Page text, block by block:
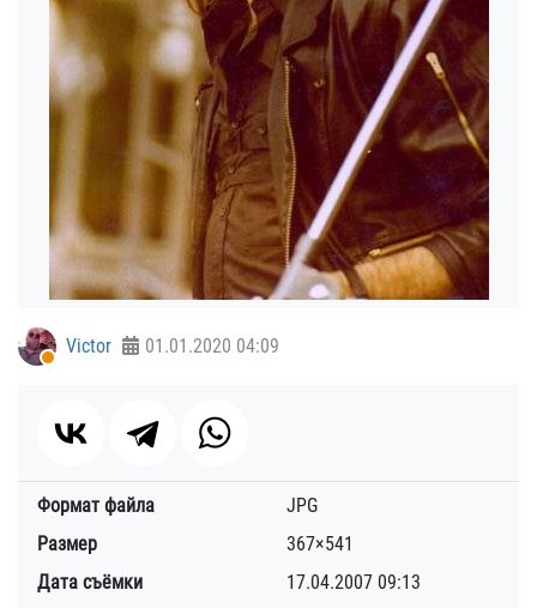
Victor 01.01.2020 04:09
Формат файла
JPG
Размер
367×541
Дата съёмки
17.04.2007 09:13